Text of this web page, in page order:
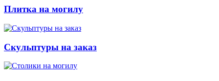
Плитка на могилу
Скульптуры на заказ